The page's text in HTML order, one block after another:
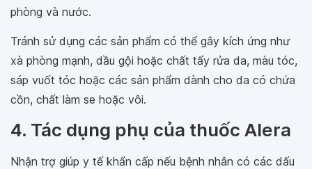
phòng và nước.
Tránh sử dụng các sản phẩm có thể gây kích ứng như
xà phòng mạnh, dầu gội hoặc chất tẩy rửa da, màu tóc,
sáp vuốt tóc hoặc các sản phẩm dành cho da có chứa
cồn, chất làm se hoặc vôi.
4. Tác dụng phụ của thuốc Alera
Nhận trợ giúp y tế khẩn cấp nếu bệnh nhân có các dấu